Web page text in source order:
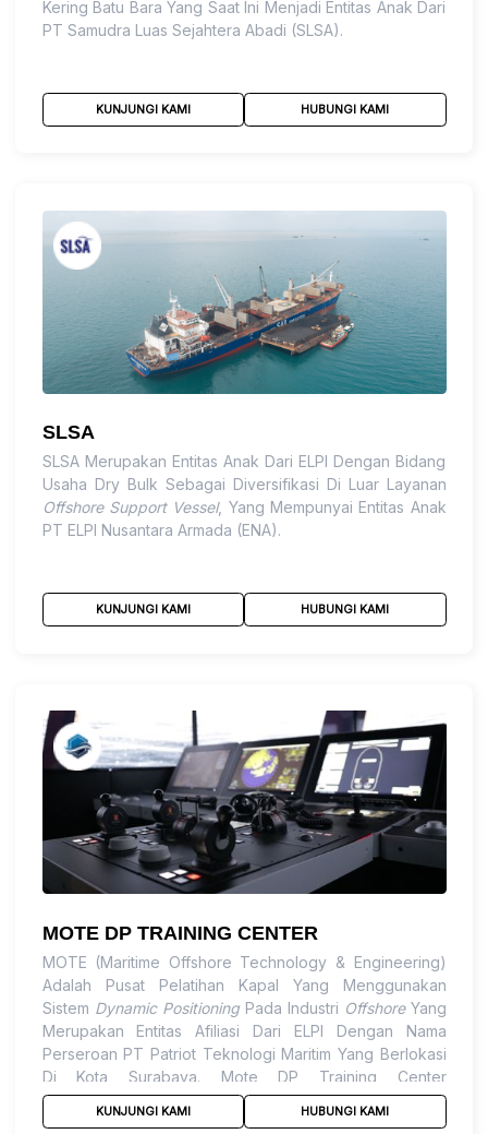
Kering Batu Bara Yang Saat Ini Menjadi Entitas Anak Dari
PT Samudra Luas Sejahtera Abadi (SLSA).
KUNJUNGI KAMI HUBUNGI KAMI
SLSA
SLSA Merupakan Entitas Anak Dari ELPI Dengan Bidang
Usaha Dry Bulk Sebagai Diversifikasi Di Luar Layanan
Offshore Support Vessel, Yang Mempunyai Entitas Anak
PT ELPI Nusantara Armada (ENA).
KUNJUNGI KAMI HUBUNGI KAMI
MOTE DP TRAINING CENTER
MOTE (Maritime Offshore Technology & Engineering)
Adalah Pusat Pelatihan Kapal Yang Menggunakan
Sistem Dynamic Positioning Pada Industri OffshoreYang
Merupakan Entitas Afiliasi Dari ELPI Dengan Nama
Perseroan PT Patriot Teknologi Maritim Yang Berlokasi
Di Kota Surabaya. Mote DP Training Center
Mendapatkan Akreditasi Dari Nautical Institute Dari
United Kingdom.
KUNJUNGI KAMI HUBUNGI KAMI